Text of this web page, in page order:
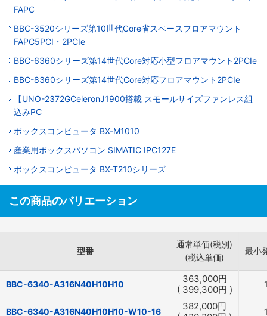
FAPC
BBC-3520シリーズ第10世代Core省スペースフロアマウント
FAPC5PCI・2PCIe
BBC-6360シリーズ第14世代Core対応小型フロアマウント2PCIe
BBC-8360シリーズ第14世代Core対応フロアマウント2PCIe
【UNO-2372GCeleronJ1900搭載 スモールサイズファンレス組
込みPC
ボックスコンピュータ BX-M1010
産業用ボックスパソコン SIMATIC IPC127E
ボックスコンピュータ BX-T210シリーズ
この商品のバリエーション
型番
通常単価(税別)
(税込単価)
最小
BBC-6340-A316N40H10H10 363,000円
( 399,300円 )
BBC-6340-A316N40H10H10-W10-16 382,000円